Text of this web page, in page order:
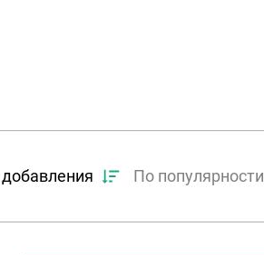
По популярности